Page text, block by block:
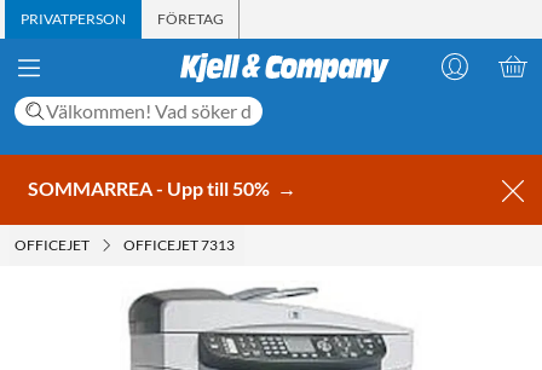
PRIVATPERSON FÖRETAG
SOMMARREA - Upp till 50% →
OFFICEJET OFFICEJET 7313